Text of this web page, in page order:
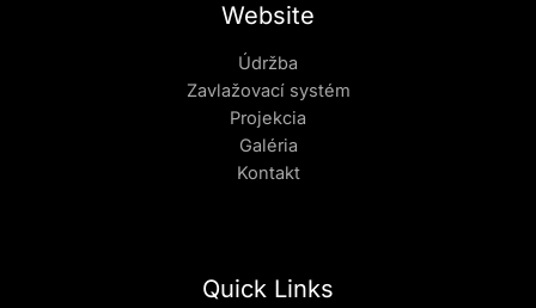
Website
Údržba
Zavlažovací systém
Projekcia
Galéria
Kontakt
Quick Links